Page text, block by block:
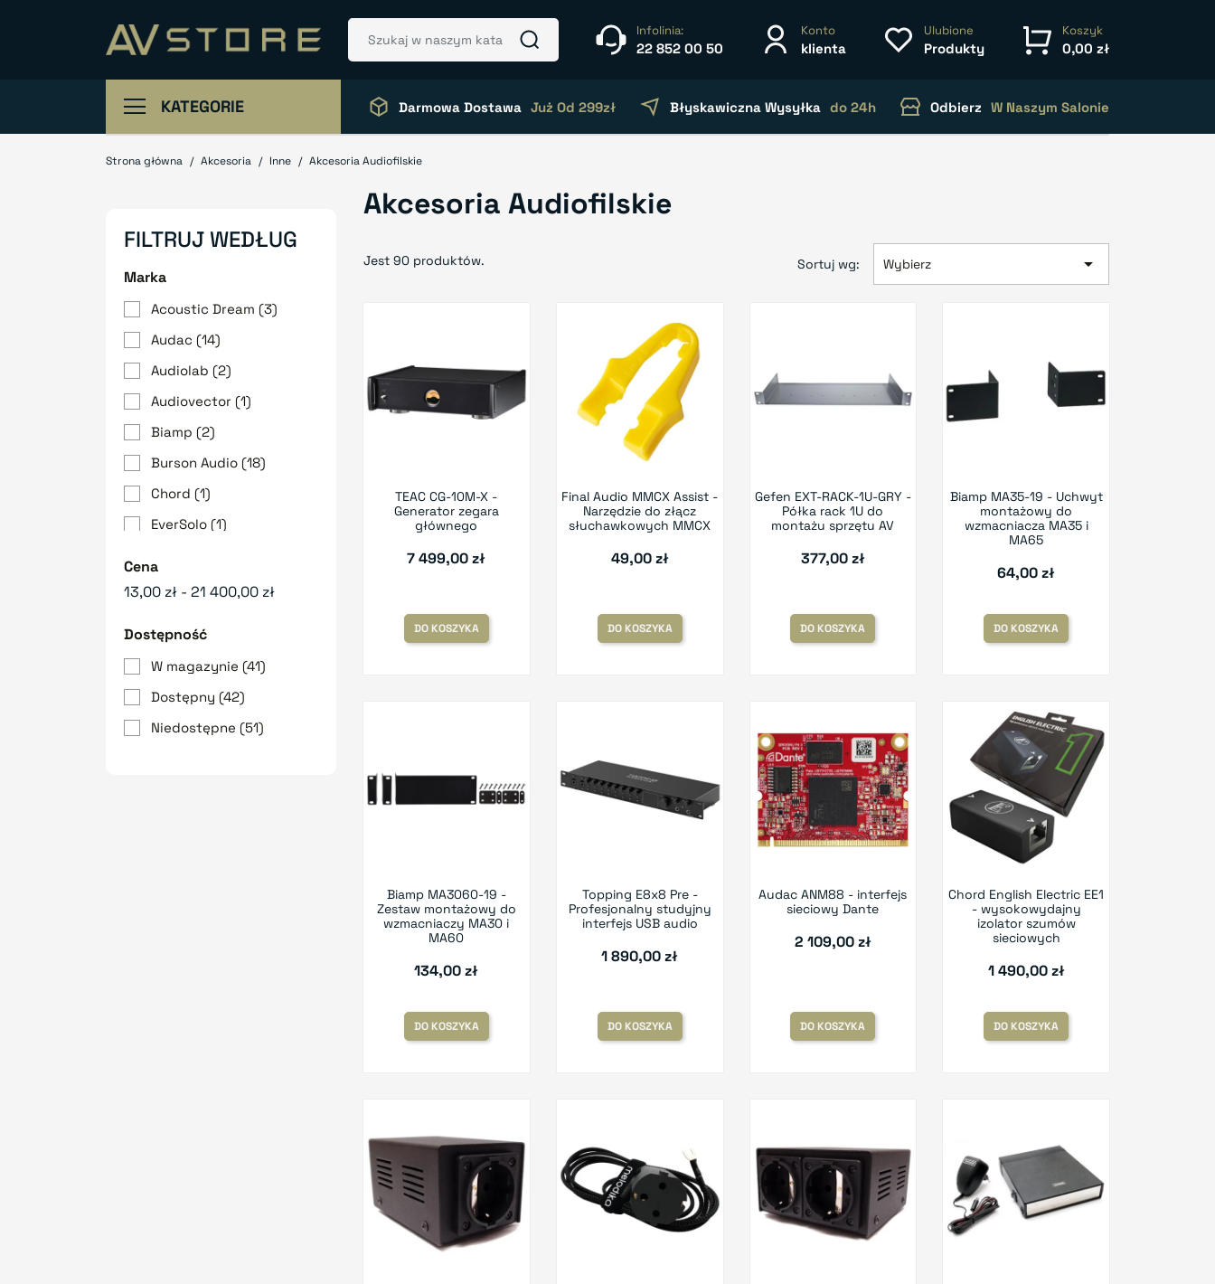
Infolinia:
22 852 00 50
Konto
klienta
Ulubione
Produkty
Koszyk
0,00 zł
KATEGORIE Darmowa Dostawa Już Od 299zł Błyskawiczna Wysyłka do 24h Odbierz W Naszym Salonie
Strona główna Akcesoria Inne Akcesoria Audiofilskie
FILTRUJ WEDŁUG
Marka
Acoustic Dream (3)
Audac (14)
Audiolab (2)
Audiovector (1)
Biamp (2)
Burson Audio (18)
Chord (1)
EverSolo (1)
Final Audio(2)
FOSI AUDIO
GEFEN (1)
iFi Audio(15)
LAiV (3)
Cena
13,00 zł - 21 400,00 zł
Dostępność
W magazynie (41)
Dostępny (42)
Niedostępne (51)
Akcesoria Audiofilskie
Jest 90 produktów. Sortuj wg: Wybierz 
TEAC CG-10M-X -
Generator zegara
głównego
7 499,00 zł
DO KOSZYKA
Final Audio MMCX Assist -
Narzędzie do złącz
słuchawkowych MMCX
49,00 zł
DO KOSZYKA
Gefen EXT-RACK-1U-GRY -
Półka rack 1U do
montażu sprzętu AV
377,00 zł
DO KOSZYKA
Biamp MA35-19 - Uchwyt
montażowy do
wzmacniacza MA35 i
MA65
64,00 zł
DO KOSZYKA
Biamp MA3060-19 -
Zestaw montażowy do
wzmacniaczy MA30 i
MA60
134,00 zł
DO KOSZYKA
Topping E8x8 Pre -
Profesjonalny studyjny
interfejs USB audio
1 890,00 zł
DO KOSZYKA
Audac ANM88 - interfejs
sieciowy Dante
2 109,00 zł
DO KOSZYKA
Chord English Electric EE1
- wysokowydajny
izolator szumów
sieciowych
1 490,00 zł
DO KOSZYKA